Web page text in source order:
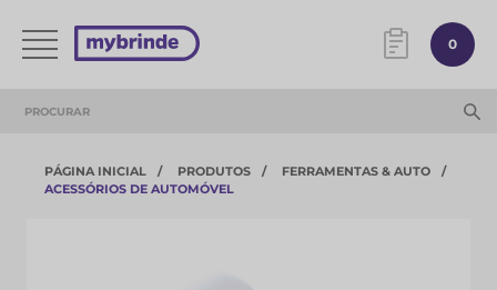
0
PÁGINA INICIAL PRODUTOS
FERRAMENTAS & AUTO
ACESSÓRIOS DE AUTOMÓVEL